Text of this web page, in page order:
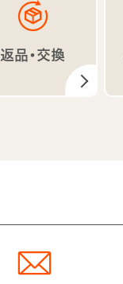
返品・交換